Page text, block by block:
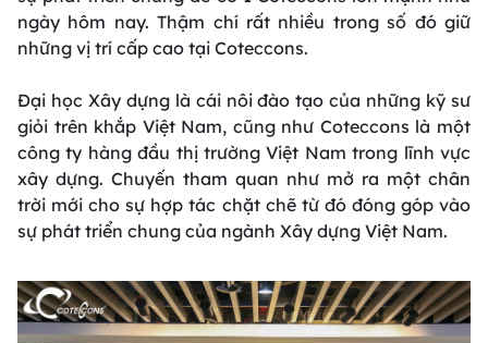
ngày hôm nay. Thậm chí rất nhiều trong số đó giữ
những vị trí cấp cao tại Coteccons.
Đại học Xây dựng là cái nôi đào tạo của những kỹ sư
giỏi trên khắp Việt Nam, cũng như Coteccons là một
công ty hàng đầu thị trường Việt Nam trong lĩnh vực
xây dựng. Chuyến tham quan như mở ra một chân
trời mới cho sự hợp tác chặt chẽ từ đó đóng góp vào
sự phát triển chung của ngành Xây dựng Việt Nam.